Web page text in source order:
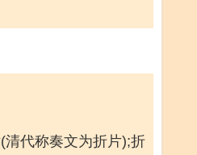
清代称奏文为折片);折